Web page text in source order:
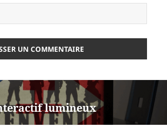
lumineux